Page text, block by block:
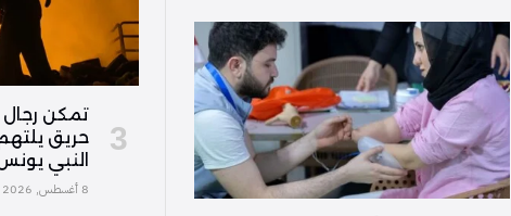
تمكن رجال
النبي
8 أغسطس, 2026